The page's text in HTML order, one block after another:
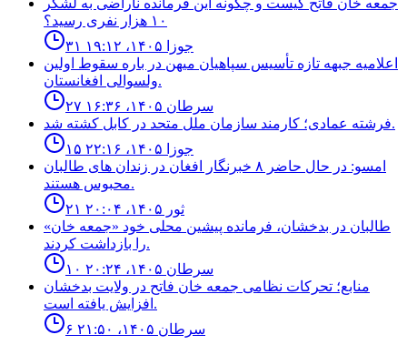
١٠ هزار نفرى رسيد؟
۳۱ جوزا ۱۴۰۵، ۱۹:۱۲
اعلاميه جبهه تازه تأسيس سپاهيان ميهن در باره سقوط اولين
ولسوالى افغانستان.
۲۷ سرطان ۱۴۰۵، ۱۶:۳۶
فرشته عمادى؛ كارمند سازمان ملل متحد در كابل كشته شد.
۱۵ جوزا ۱۴۰۵، ۲۲:۱۶
امسو: در حال حاضر ۸ خبرنگار افغان در زندان‌ های طالبان
محبوس هستند.
۲۱ ثور ۱۴۰۵، ۲۰:۰۴
طالبان در بدخشان، فرمانده پیشین محلی خود «جمعه خان»
را بازداشت کردند.
۱۰ سرطان ۱۴۰۵، ۲۰:۲۴
منابع؛ تحركات نظامى جمعه خان فاتح در ولايت بدخشان
افزايش يافته است.
۶ سرطان ۱۴۰۵، ۲۱:۵۰